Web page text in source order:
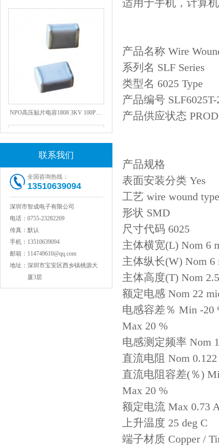
NPO高压贴片电容1808 3KV 100PF J
联系我们
全国咨询热线：
13510639094
深圳市智成电子有限公司
电话： 0755-23282269
传真： 默认
手机： 13510639094
邮箱： 114749610@qq.com
地址： 深圳市宝安区西乡镇桃源大
厦3层
适用于手机，计算
产品名称 Wire
系列名 SLF Series
类型名 6025 Type
产品编号
产品供应状态 PROD
产品规格
表面安装分类 Yes
工艺 wire wound type
形状 SMD
尺寸代码 6025
主体横宽(L) Nom 6
主体纵长(W) Nom 6
主体高度(T) Nom
额定电感 Nom 22
电感容差％ Min -20
Max 20 %
电感测定频率 Nom
直流电阻 Nom
直流电阻容差(％)
Max 20 %
额定电流 Max 0.73
上升温度 25 deg C
端子材质 Copper /